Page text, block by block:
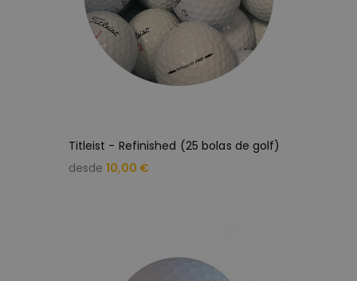
Titleist - Refinished (25 bolas de golf)
desde 10,00 €